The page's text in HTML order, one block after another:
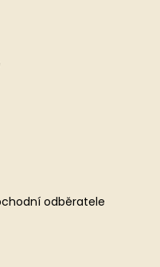
odběratele